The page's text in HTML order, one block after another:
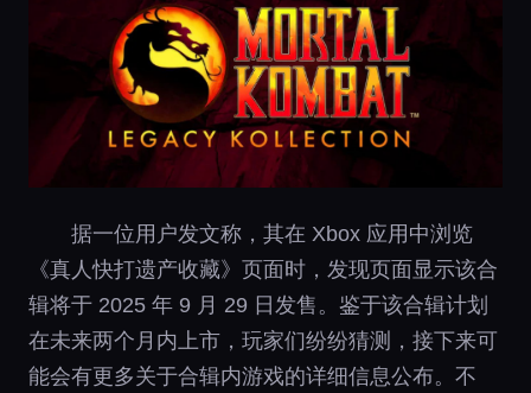
据一位用户发文称，其在 Xbox 应用中浏览
《真人快打遗产收藏》页面时，发现页面显示该合
辑将于 2025 年 9 月 29 日发售。鉴于该合辑计划
在未来两个月内上市，玩家们纷纷猜测，接下来可
能会有更多关于合辑内游戏的详细信息公布。不